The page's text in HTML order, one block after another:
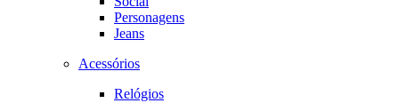
Personagens
Jeans
Acessórios
Relógios